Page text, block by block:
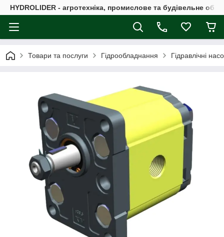
HYDROLIDER - агротехніка, промислове та будівельне
Товари та послуги Гідрообладнання Гідравлічні